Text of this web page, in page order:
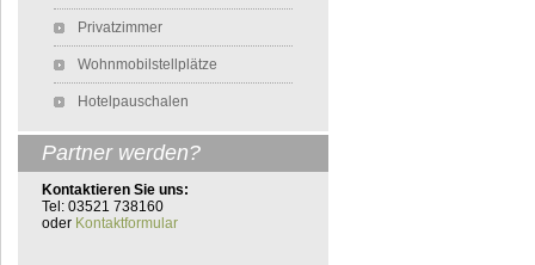
Privatzimmer
Wohnmobilstellplätze
Hotelpauschalen
Partner werden?
Kontaktieren Sie uns:
Tel: 03521 738160
oder Kontaktformular